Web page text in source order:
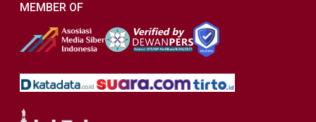
MEMBER OF